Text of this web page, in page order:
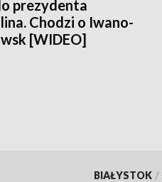
prezydenta
Chodzi o Iwano-
[WIDEO]
BIAŁYSTOK /